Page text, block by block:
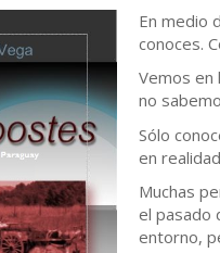
En medio
conoces.
Vemos
no
Sólo
en
Muchas
el pasado
entorno,